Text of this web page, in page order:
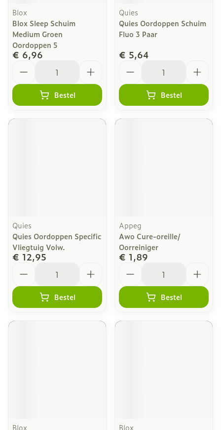
Blox
Blox Sleep Schuim
Medium Groen
Oordoppen 5
€ 6,96
Bestel
Quies
Quies Oordoppen Schuim
Fluo 3 Paar
€ 5,64
Bestel
Quies
Quies Oordoppen Specific
Vliegtuig Volw.
€ 12,95
Bestel
Appeg
Awo Cure-oreille/
Oorreiniger
€ 1,89
Bestel
Blox Blox